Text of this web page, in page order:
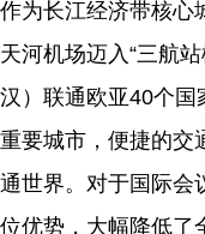
作为长江经济带核心
天河机场迈入“三航
汉）联通欧亚40个
重要城市，便捷的交
通世界。对于国际会
位优势，大幅降低了